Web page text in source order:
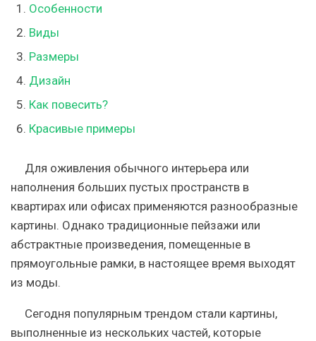
Особенности
Виды
Размеры
Дизайн
Как повесить?
Красивые примеры
Для оживления обычного интерьера или
наполнения больших пустых пространств в
квартирах или офисах применяются разнообразные
картины. Однако традиционные пейзажи или
абстрактные произведения, помещенные в
прямоугольные рамки, в настоящее время выходят
из моды.
Сегодня популярным трендом стали картины,
выполненные из нескольких частей, которые